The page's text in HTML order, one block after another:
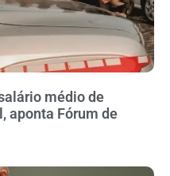
médio de
aponta Fórum de